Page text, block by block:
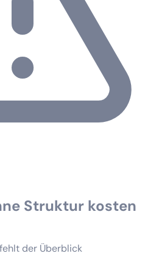
Struktur kosten
der Überblick